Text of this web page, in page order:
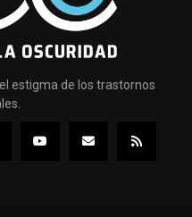
estigma de los trastornos